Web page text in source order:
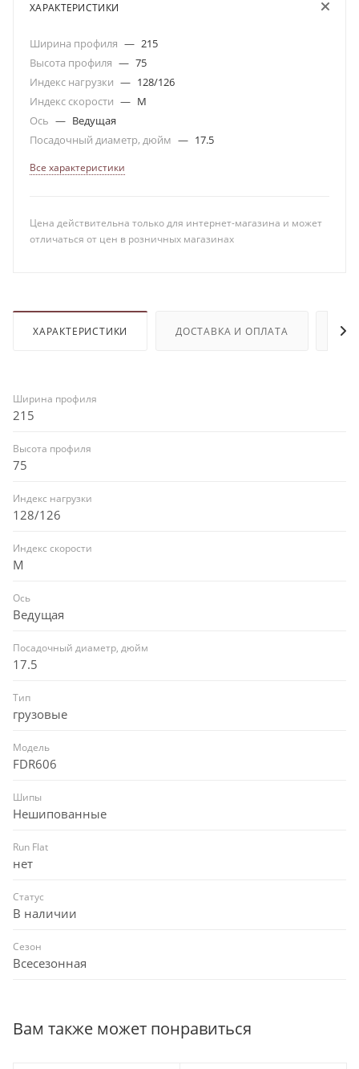
ХАРАКТЕРИСТИКИ
Ширина профиля — 215
Высота профиля — 75
Индекс нагрузки — 128/126
Индекс скорости — M
Ось — Ведущая
Посадочный диаметр, дюйм — 17.5
Все характеристики
Цена действительна только для интернет-магазина и может
отличаться от цен в розничных магазинах
ХАРАКТЕРИСТИКИ ДОСТАВКА И ОПЛАТА
Ширина профиля
215
Высота профиля
75
Индекс нагрузки
128/126
Индекс скорости
M
Ось
Ведущая
Посадочный диаметр, дюйм
17.5
Тип
грузовые
Модель
FDR606
Шипы
Нешипованные
Run Flat
нет
Статус
В наличии
Сезон
Всесезонная
Вам также может понравиться